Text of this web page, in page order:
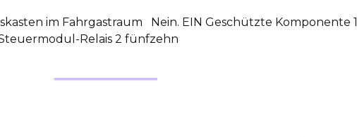
im Fahrgastraum Nein. EIN Geschützte Komponente 1
Relais 2 fünfzehn